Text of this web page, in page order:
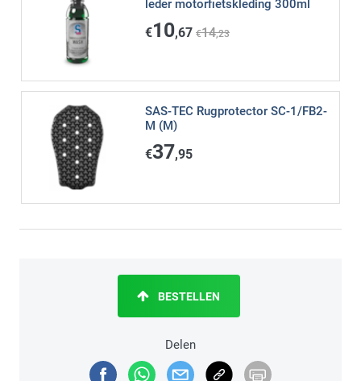
leder motorfietskleding 300ml
€10,67 €14,23
SAS-TEC Rugprotector SC-1/FB2-
M (M)
€37,95
Delen
BESTELLEN